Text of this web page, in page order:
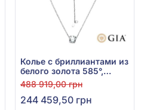
Колье с бриллиантами из
белого золота 585°,
Бриллиант 1ct, арт.
П7071/1S-GIA
488 919,00 грн
244 459,50 грн